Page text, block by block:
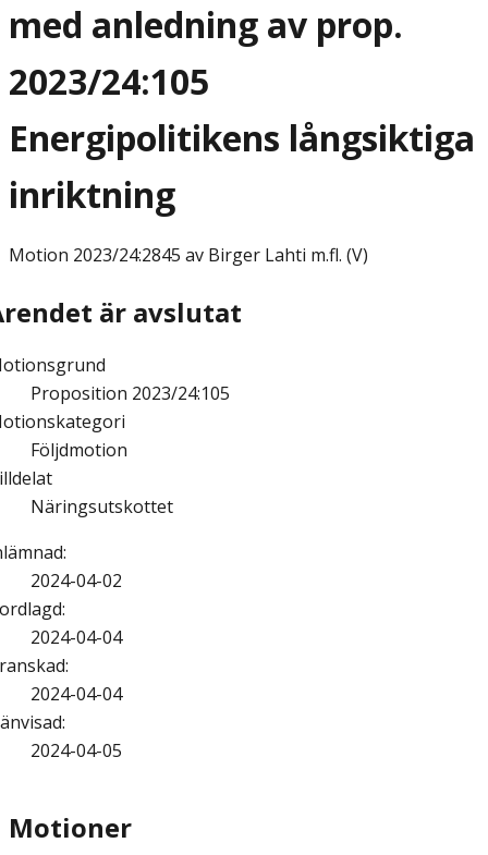
med anledning av prop.
2023/24:105
Energipolitikens långsiktiga
inriktning
Motion 2023/24:2845 av Birger Lahti m.fl. (V)
är avslutat
Proposition 2023/24:105
Följdmotion
Näringsutskottet
:
2024-04-02
:
2024-04-04
:
2024-04-04
:
2024-04-05
Motioner